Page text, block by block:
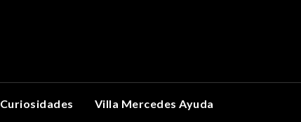
Curiosidades Villa Mercedes Ayuda